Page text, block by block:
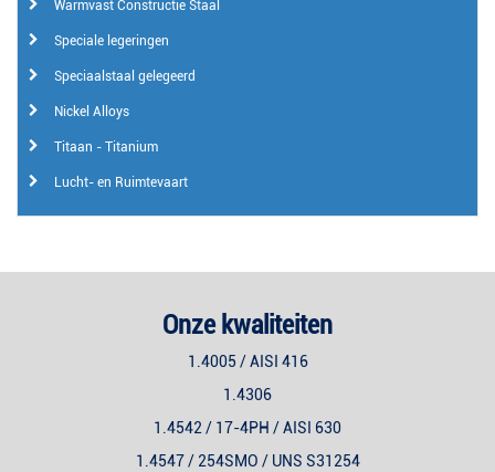
Warmvast Constructie Staal
Speciale legeringen
Speciaalstaal gelegeerd
Nickel Alloys
Titaan - Titanium
Lucht- en Ruimtevaart
Onze kwaliteiten
1.4005 / AISI 416
1.4306
1.4542 / 17-4PH / AISI 630
1.4547 / 254SMO / UNS S31254